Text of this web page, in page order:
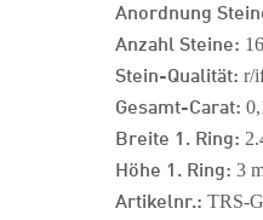
Anordnung
Anzahl Steine: 16
Stein-Qualität: r/
Gesamt-Carat:
Breite 1. Ring:
Höhe 1. Ring: 3
Artikelnr.: TRS-